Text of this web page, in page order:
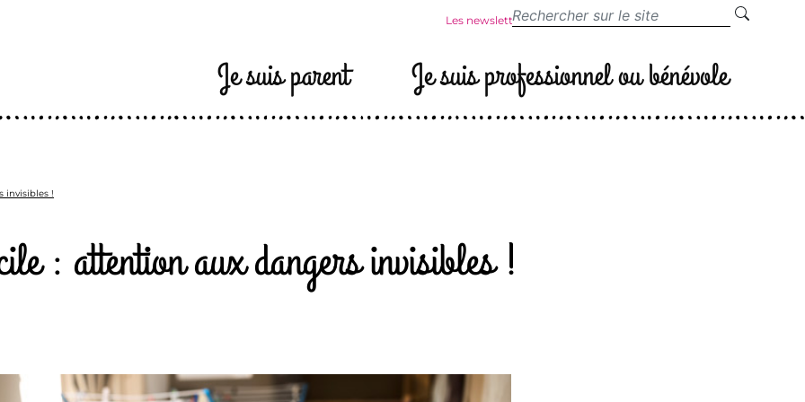
Les newsletters
Je suis parent Je suis professionnel ou bénévole
invisibles !
: attention aux dangers invisibles !